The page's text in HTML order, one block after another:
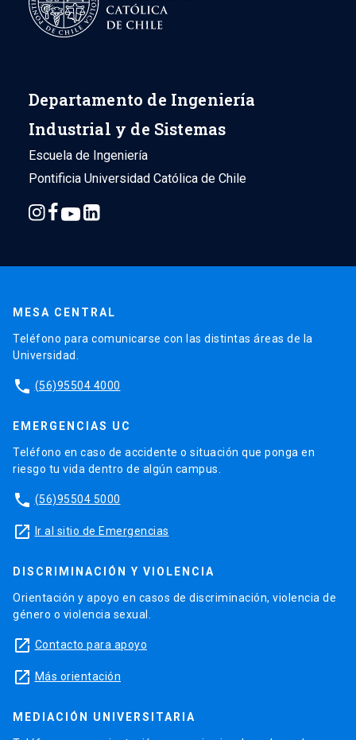
Departamento de Ingeniería
Industrial y de Sistemas
Escuela de Ingeniería
Pontificia Universidad Católica de Chile
MESA CENTRAL
Teléfono para comunicarse con las distintas áreas de la
Universidad.
phone (56)95504 4000
EMERGENCIAS UC
Teléfono en caso de accidente o situación que ponga en
riesgo tu vida dentro de algún campus.
phone (56)95504 5000
launch Ir al sitio de Emergencias
DISCRIMINACIÓN Y VIOLENCIA
Orientación y apoyo en casos de discriminación, violencia de
género o violencia sexual.
launch Contacto para apoyo
launch Más orientación
MEDIACIÓN UNIVERSITARIA